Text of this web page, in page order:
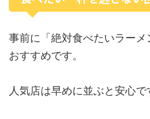
事前に「絶対食べたいラー
おすすめです。
人気店は早めに並ぶと安心で